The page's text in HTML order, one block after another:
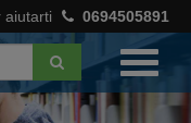
aiutarti 0694505891